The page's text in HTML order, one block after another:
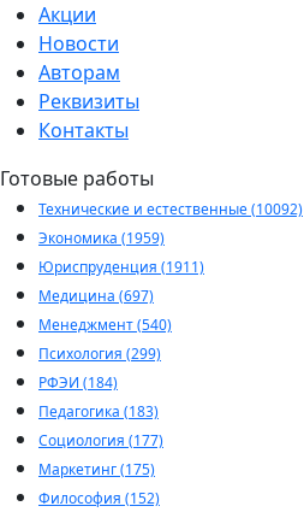
Акции
Новости
Авторам
Реквизиты
Контакты
Готовые работы
Технические и естественные (10092)
Экономика (1959)
Юриспруденция (1911)
Медицина (697)
Менеджмент (540)
Психология (299)
РФЭИ (184)
Педагогика (183)
Социология (177)
Маркетинг (175)
Философия (152)